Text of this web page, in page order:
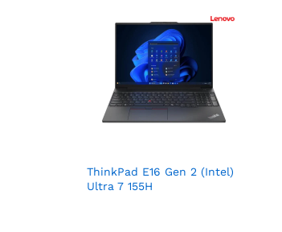
ThinkPad E16 Gen 2 (Intel)
Ultra 7 155H